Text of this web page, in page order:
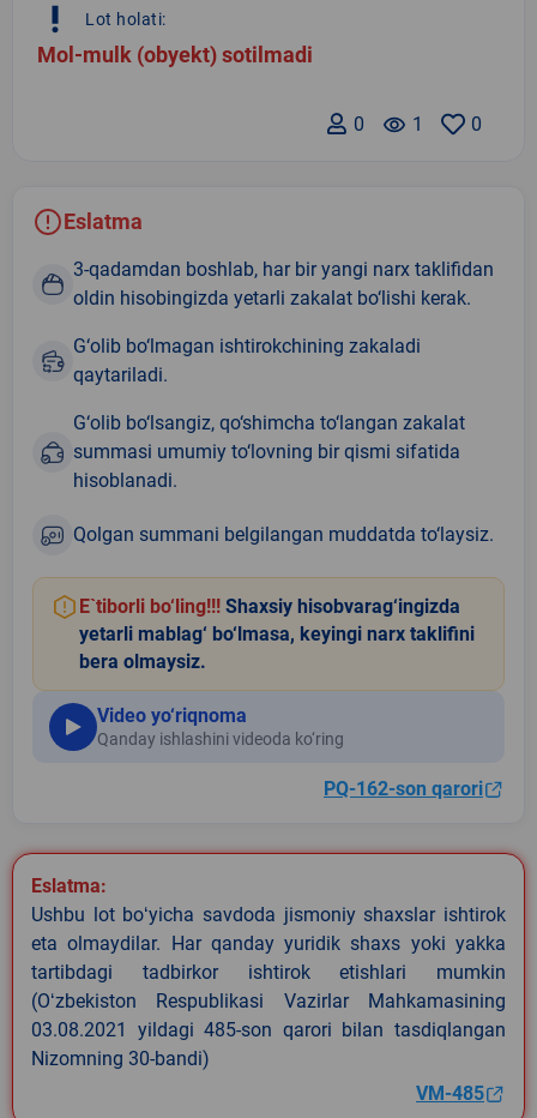
priority_high Lot holati:
Mol-mulk (obyekt) sotilmadi
0
remove_red_eye 1
0
Eslatma
3-qadamdan boshlab, har bir yangi narx taklifidan
oldin hisobingizda yetarli zakalat bo‘lishi kerak.
G‘olib bo‘lmagan ishtirokchining zakaladi
qaytariladi.
G‘olib bo‘lsangiz, qo‘shimcha to‘langan zakalat
summasi umumiy to‘lovning bir qismi sifatida
hisoblanadi.
Qolgan summani belgilangan muddatda to‘laysiz.
E`tiborli bo‘ling!!! Shaxsiy hisobvarag‘ingizda
yetarli mablag‘ bo‘lmasa, keyingi narx taklifini
bera olmaysiz.
Video yo‘riqnoma
Qanday ishlashini videoda ko‘ring
PQ-162-son qarori
Eslatma:
Ushbu lot boʻyicha savdoda jismoniy shaxslar ishtirok
eta olmaydilar. Har qanday yuridik shaxs yoki yakka
tartibdagi tadbirkor ishtirok etishlari mumkin
(Oʻzbekiston Respublikasi Vazirlar Mahkamasining
03.08.2021 yildagi 485-son qarori bilan tasdiqlangan
Nizomning 30-bandi)
VM-485